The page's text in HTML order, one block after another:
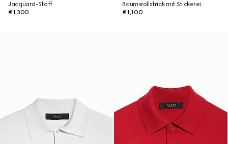
Jacquard-Stoff
€1,300
Baumwollstrick mit Stickerei
€1,100